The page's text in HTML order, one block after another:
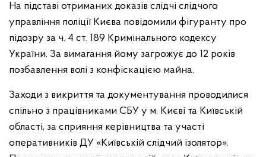
На підставі отриманих доказів слідчі слідчого
управління поліції Києва повідомили фігуранту про
підозру за ч. 4 ст. 189 Кримінального кодексу
України. За вимагання йому загрожує до 12 років
позбавлення волі з конфіскацією майна.
Заходи з викриття та документування проводилися
спільно з працівниками СБУ у м. Києві та Київській
області, за сприяння керівництва та участі
оперативників ДУ «Київській слідчий ізолятор».